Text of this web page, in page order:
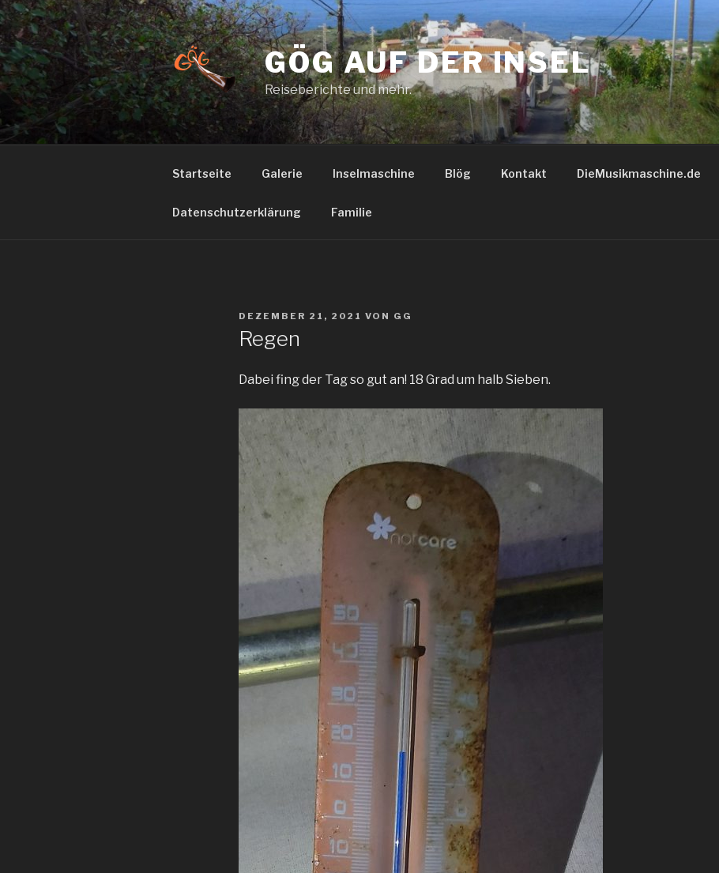
Zum
Inhalt
springen
GÖG AUF DER INSEL
Reiseberichte und mehr.
Startseite Galerie Inselmaschine Blög Kontakt DieMusikmaschine.de
Datenschutzerklärung Familie
VERÖFFENTLICHT
DEZEMBER 21, 2021 VON GG
Regen
Dabei fing der Tag so gut an! 18 Grad um halb Sieben.